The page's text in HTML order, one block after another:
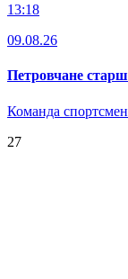
13:18
09.08.26
Петровчане
Команда
27